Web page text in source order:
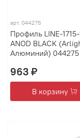
арт. 044275
Профиль LINE-
ANOD BLACK
Алюминий) 044275
963 ₽
В корзину